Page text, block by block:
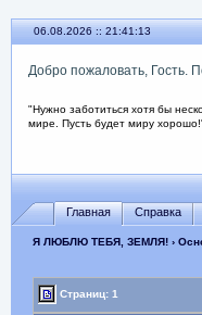
06.08.2026 :: 21:41:14
Добро пожаловать, Гость.
"Нужно заботиться хотя бы
мире. Пусть будет миру
Главная Справка
Я ЛЮБЛЮ ТЕБЯ, ЗЕМЛЯ!›
Страниц: 1